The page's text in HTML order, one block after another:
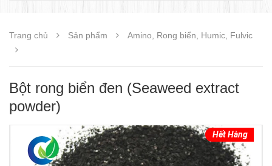
Trang chủ Sản phẩm Amino, Rong biển, Humic, Fulvic
Bột rong biển đen (Seaweed extract
powder)
Hết Hàng